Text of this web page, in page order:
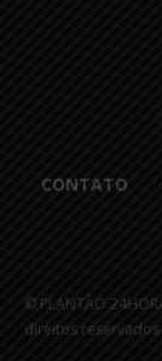
CONTATO
© PLANTÃO
direitos reservados